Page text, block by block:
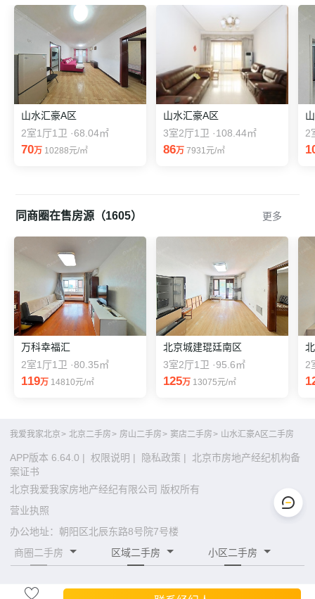
山水汇豪A区
2室1厅1卫 ·68.04㎡
70万 10288元/㎡
山水汇豪A区
3室2厅1卫 ·108.44㎡
86万 7931元/㎡
2
同商圈在售房源（1605） 更多
万科幸福汇
2室1厅1卫 ·80.35㎡
119万 14810元/㎡
北京城建琨廷南区
3室2厅1卫 ·95.6㎡
125万 13075元/㎡
2
我爱我家北京> 北京二手房> 房山二手房> 窦店二手房> 山水汇豪A区二手房
APP版本 6.64.0 | 权限说明 | 隐私政策 |
北京市房地产经纪机构备
案证书
北京我爱我家房地产经纪有限公司 版权所有
营业执照
办公地址：朝阳区北辰东路8号院7号楼
商圈二手房
区域二手房 小区二手房